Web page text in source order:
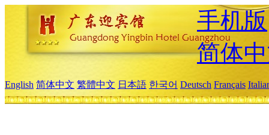
手机版
简体
English 简体中文 繁體中文 日本語 한국어 Deutsch Français